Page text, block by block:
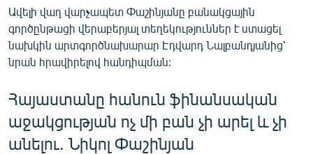
Ավելի վաղ վարչապետ Փաշինյանը բանակցային
գործընթացի վերաբերյալ տեղեկություններ է ստացել
նախկին արտգործնախարար Էդվարդ Նալբանդյանից՝
նրան հրավիրելով հանդիպման:
Հայաստանը հանուն ֆինանսական
աջակցության ոչ մի բան չի արել և չի
անելու. Նիկոլ Փաշինյան